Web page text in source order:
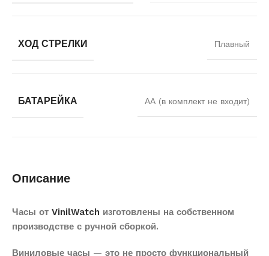
ХОД СТРЕЛКИ Плавный
БАТАРЕЙКА АА (в комплект не входит)
Описание
Часы от VinilWatch изготовлены на собственном
производстве с ручной сборкой.
Виниловые часы — это не просто функциональный